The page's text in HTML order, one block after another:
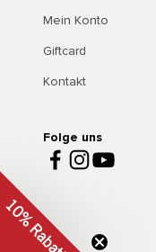
Mein Konto
Giftcard
Kontakt
Folge uns
10% Rabatt